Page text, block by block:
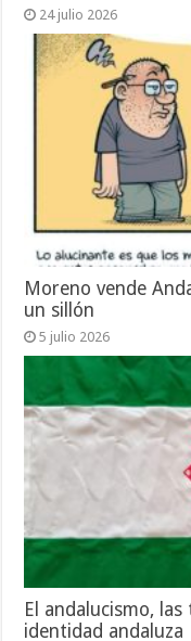
24 julio 2026
Moreno vende
un sillón
5 julio 2026
El andalucismo,
identidad andaluza